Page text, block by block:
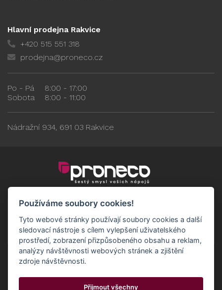
Hlavní prodejna Rakvice
+420 515 551 318
prodejna@proneco.cz
Po - Pá
8:00 - 17:00
Sobota
8:00 - 11:00
Nádražní 934, 691 03 Rakvice
GDPR - Odběratelé
Používáme soubory cookies!
Tyto webové stránky používají soubory cookies a další
sledovací nástroje s cílem vylepšení uživatelského
prostředí, zobrazení přizpůsobeného obsahu a reklam,
analýzy návštěvnosti webových stránek a zjištění
zdroje návštěvnosti.
Přijmout všechny